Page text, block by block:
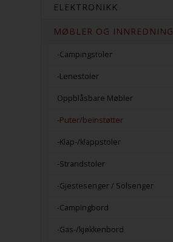
ELEKTRONIKK
MØBLER OG INNREDNING
-Campingstoler
-Lenestoler
Oppblåsbare Møbler
-Puter/beinstøtter
-Klap-/klappstoler
-Strandstoler
-Gjestesenger / Solsenger
-Campingbord
-Gas-/kjøkkenbord